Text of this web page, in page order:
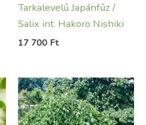
Tarkalevelű Japánfűz /
Salix int. Hakoro Nishiki
17 700 Ft